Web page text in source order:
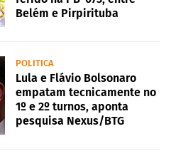
Belém e Pirpirituba
POLITICA
Lula e Flávio Bolsonaro
empatam tecnicamente no
1º e 2º turnos, aponta
pesquisa Nexus/BTG